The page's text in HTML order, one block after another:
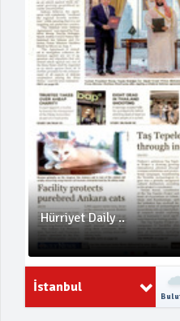
Hürriyet Daily ..
İstanbul